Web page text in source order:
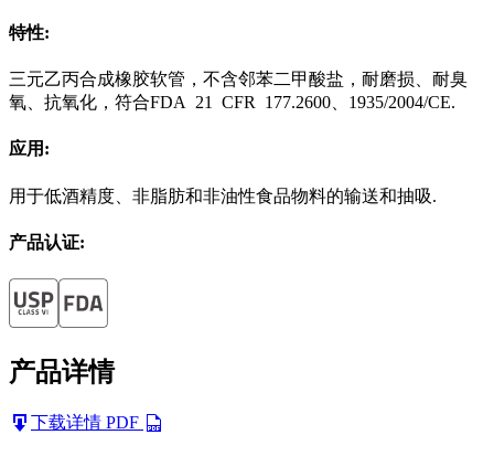
特性:
三元乙丙合成橡胶软管，不含邻苯二甲酸盐，耐磨损、耐臭
氧、抗氧化，符合FDA 21 CFR 177.2600、1935/2004/CE.
应用:
用于低酒精度、非脂肪和非油性食品物料的输送和抽吸.
产品认证:
产品详情
下载详情 PDF